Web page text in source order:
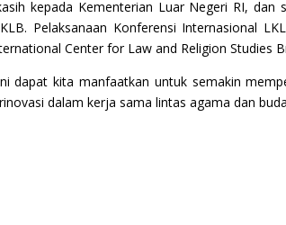
kepada Kementerian Luar Negeri RI,
Pelaksanaan Konferensi Internasional
Center for Law and Religion
dapat kita manfaatkan untuk semakin
dalam kerja sama lintas agama dan